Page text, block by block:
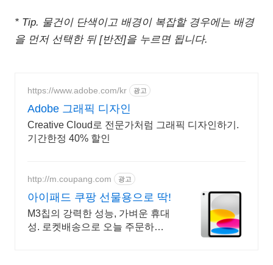
* Tip. 물건이 단색이고 배경이 복잡할 경우에는 배경
을 먼저 선택한 뒤 [반전]을 누르면 됩니다.
https://www.adobe.com/kr 광고
Adobe 그래픽 디자인
Creative Cloud로 전문가처럼 그래픽 디자인하기.
기간한정 40% 할인
http://m.coupang.com 광고
아이패드 쿠팡 선물용으로 딱!
M3칩의 강력한 성능, 가벼운 휴대
성. 로켓배송으로 오늘 주문하고